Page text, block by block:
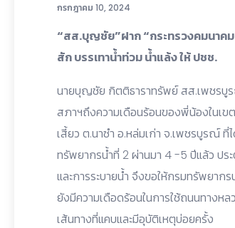
กรกฎาคม 10, 2024
“สส.บุญชัย”ฝาก “กระทรวงคมนาค
สัก บรรเทาน้ำท่วม น้ำแล้ง ให้ ปชช.
นายบุญชัย กิตติธาราทรัพย์ สส.เพชรบู
สภาฯถึงความเดือนร้อนของพี่น้องในเ
เสี้ยว ต.นาซำ อ.หล่มเก่า จ.เพชรบูรณ์
ทรัพยากรน้ำที่ 2 ผ่านมา 4 -5 ปีแล้ว ปร
และการระบายน้ำ จึงขอให้กรมทรัพยา
ยังมีความเดือดร้อนในการใช้ถนนทางห
เส้นทางที่แคบและมีอุบัติเหตุบ่อยครั้ง